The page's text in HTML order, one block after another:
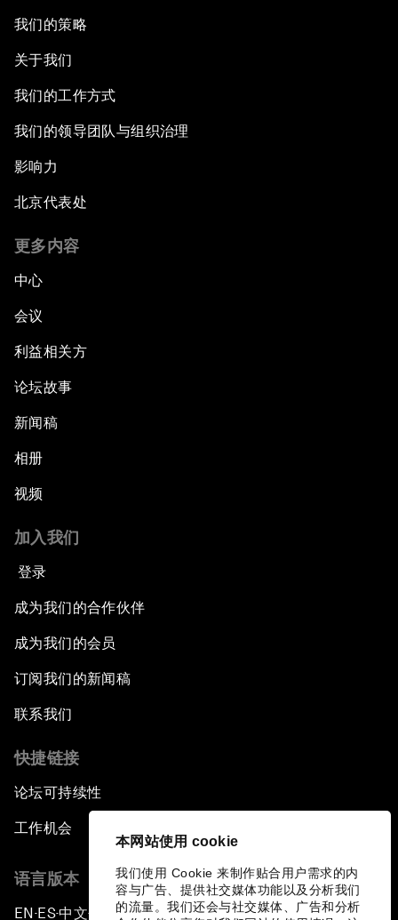
本网站使用 cookie
我们使用 Cookie 来制作贴合用户需求的内
容与广告、提供社交媒体功能以及分析我们
的流量。我们还会与社交媒体、广告和分析
我们的策略
关于我们
我们的工作方式
我们的领导团队与组织治理
影响力
北京代表处
更多内容
中心
会议
利益相关方
论坛故事
新闻稿
相册
视频
加入我们
登录
成为我们的合作伙伴
成为我们的会员
订阅我们的新闻稿
联系我们
快捷链接
论坛可持续性
工作机会
语言版本
EN ▪ES▪中文▪ 日本語